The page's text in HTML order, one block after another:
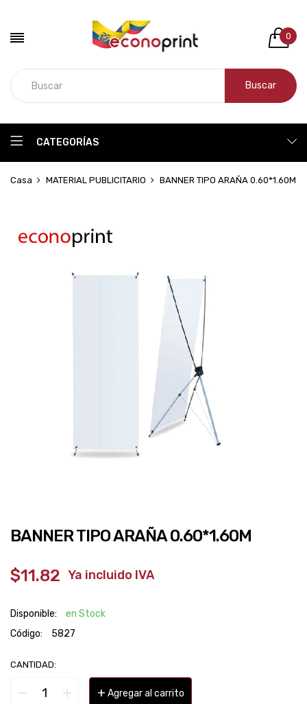
0
Buscar
CATEGORÍAS
Casa MATERIAL PUBLICITARIO BANNER TIPO ARAÑA 0.60*1.60M
BANNER TIPO ARAÑA 0.60*1.60M
$11.82 ‎ ‎ ‎ Ya incluido IVA
Disponible:
en Stock
Código:
5827
CANTIDAD:
− + + Agregar al carrito